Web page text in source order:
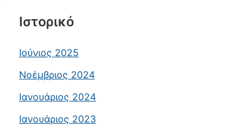
Ιστορικό
Ιούνιος 2025
Νοέμβριος 2024
Ιανουάριος 2024
Ιανουάριος 2023